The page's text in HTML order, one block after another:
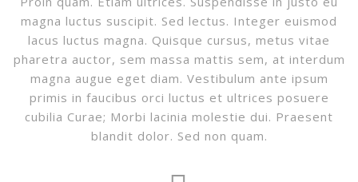
magna luctus suscipit. Sed lectus. Integer euismod
lacus luctus magna. Quisque cursus, metus vitae
pharetra auctor, sem massa mattis sem, at interdum
magna augue eget diam. Vestibulum ante ipsum
primis in faucibus orci luctus et ultrices posuere
cubilia Curae; Morbi lacinia molestie dui. Praesent
blandit dolor. Sed non quam.